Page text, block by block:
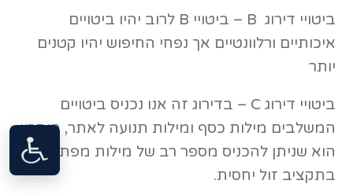
ביטויי דירוג B – ביטויי B לרוב יהיו ביטויים
איכותיים ורלוונטיים אך נפחי החיפוש יהיו קטנים
יותר
ביטויי דירוג C – בדירוג זה אנו נכניס ביטויים
המשלבים מילות כסף ומילות תנועה לאתר, היתרון
הוא שניתן להכניס מספר רב של מילות מפתח
בתקציב זול יחסית.